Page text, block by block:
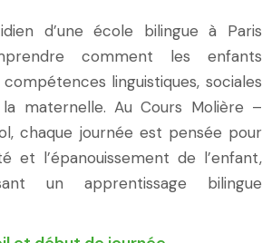
d’une école bilingue à Paris
comment les enfants
linguistiques, sociales
maternelle. Au Cours Molière –
chaque journée est pensée pour
et l’épanouissement de l’enfant,
un apprentissage bilingue